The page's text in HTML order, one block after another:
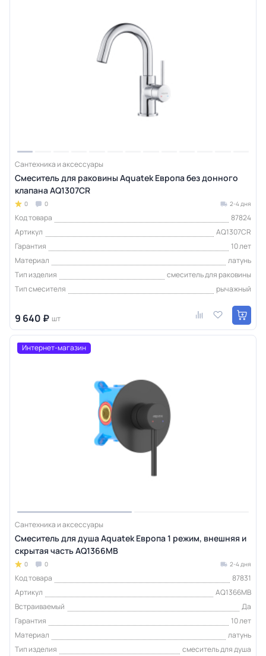
Сантехника и аксессуары
Смеситель для раковины Aquatek Европа без донного
клапана AQ1307CR
0 0 2-4 дня
Код товара
87824
Артикул
AQ1307CR
Гарантия
10 лет
Материал
латунь
Тип изделия
смеситель для раковины
Тип смесителя
рычажный
9 640 ₽ шт
Интернет-магазин
Сантехника и аксессуары
Смеситель для душа Aquatek Европа 1 режим, внешняя и
скрытая часть AQ1366MB
0 0 2-4 дня
Код товара
87831
Артикул
AQ1366MB
Встраиваемый
Да
Гарантия
10 лет
Материал
латунь
Тип изделия
смеситель для душа